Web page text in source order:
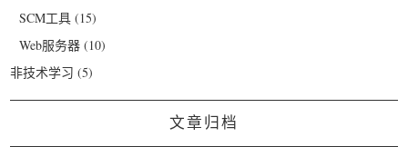
SCM工具 (15)
Web服务器 (10)
非技术学习 (5)
文章归档